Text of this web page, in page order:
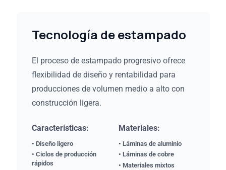
Tecnología de estampado
El proceso de estampado progresivo ofrece
flexibilidad de diseño y rentabilidad para
producciones de volumen medio a alto con
construcción ligera.
Características:
• Diseño ligero
• Ciclos de producción
rápidos
Materiales:
• Láminas de aluminio
• Láminas de cobre
• Materiales mixtos